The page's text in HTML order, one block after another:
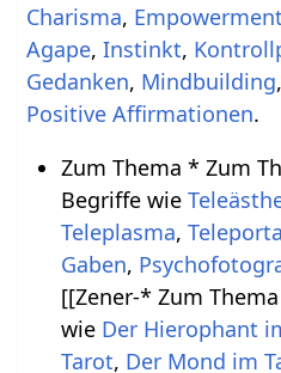
Charisma, Empowerment
Agape,Instinkt,
Gedanken, Mindbuilding,
Positive Affirmationen.
Zum Thema * Zum
Begriffe wie
Teleplasma,
Gaben,
[[Zener-* Zum
wie Der Hierophant
Tarot, Der Mond im